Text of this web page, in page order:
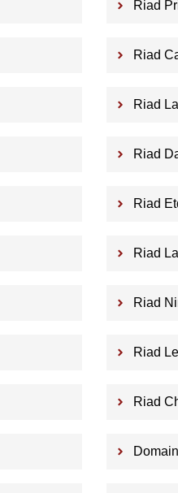
Riad
Riad
Riad
Riad
Riad
Riad
Riad
Riad
Riad